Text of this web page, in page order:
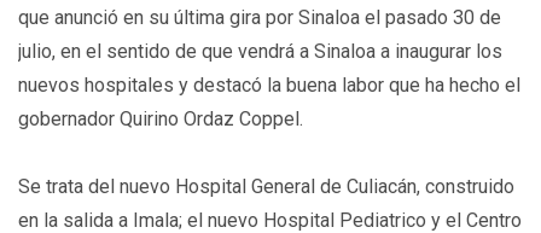
que anunció en su última gira por Sinaloa el pasado 30 de
julio, en el sentido de que vendrá a Sinaloa a inaugurar los
nuevos hospitales y destacó la buena labor que ha hecho el
gobernador Quirino Ordaz Coppel.
Se trata del nuevo Hospital General de Culiacán, construido
en la salida a Imala; el nuevo Hospital Pediatrico y el Centro